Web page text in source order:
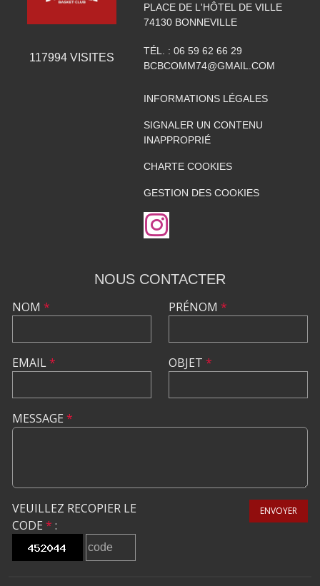
117994VISITES
PLACE DE L'HÔTEL DE VILLE
74130 BONNEVILLE
TÉL. : 06 59 62 66 29
BCBCOMM74@GMAIL.COM
INFORMATIONS LÉGALES
SIGNALER UN CONTENU
INAPPROPRIÉ
CHARTE COOKIES
GESTION DES COOKIES
NOUS CONTACTER
NOM *
EMAIL*
PRÉNOM *
OBJET *
MESSAGE *
VEUILLEZ RECOPIER LE
CODE * :
ENVOYER